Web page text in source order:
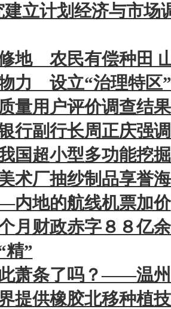
立计划经济与市场
地 农民有偿种田
力 设立“治理特区
量用户评价调查结
行副行长周正庆强
国超小型多功能挖
术厂抽纱制品享誉
内地的航线机票加价
月财政赤字８８亿
精”
萧条了吗？——温
提供橡胶北移种植